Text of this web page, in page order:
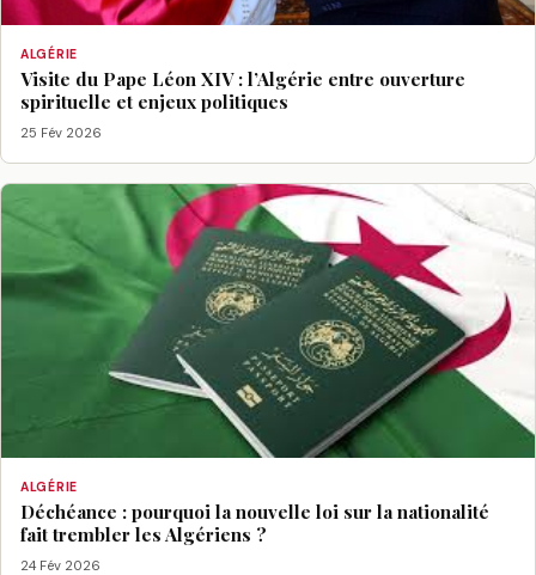
ALGÉRIE
Visite du Pape Léon XIV : l’Algérie entre ouverture
spirituelle et enjeux politiques
25 Fév 2026
ALGÉRIE
Déchéance : pourquoi la nouvelle loi sur la nationalité
fait trembler les Algériens ?
24 Fév 2026